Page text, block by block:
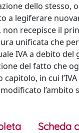
dello
a legiferare
non recepisce il
unificata che
IVA a debito
del fatto che
in cui
Scheda